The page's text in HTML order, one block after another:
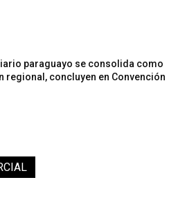
paraguayo se consolida como
regional, concluyen en Convención